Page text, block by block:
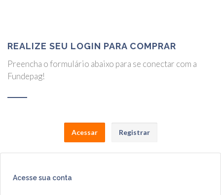
REALIZE SEU LOGIN PARA COMPRAR
Preencha o formulário abaixo para se conectar com a
Fundepag!
Acessar Registrar
Acesse sua conta